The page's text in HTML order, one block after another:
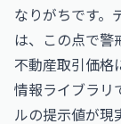
なりがちです。
は、この点で警
不動産取引価格
情報ライブラリ
ルの提示値が現